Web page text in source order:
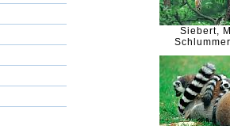
Siebert,